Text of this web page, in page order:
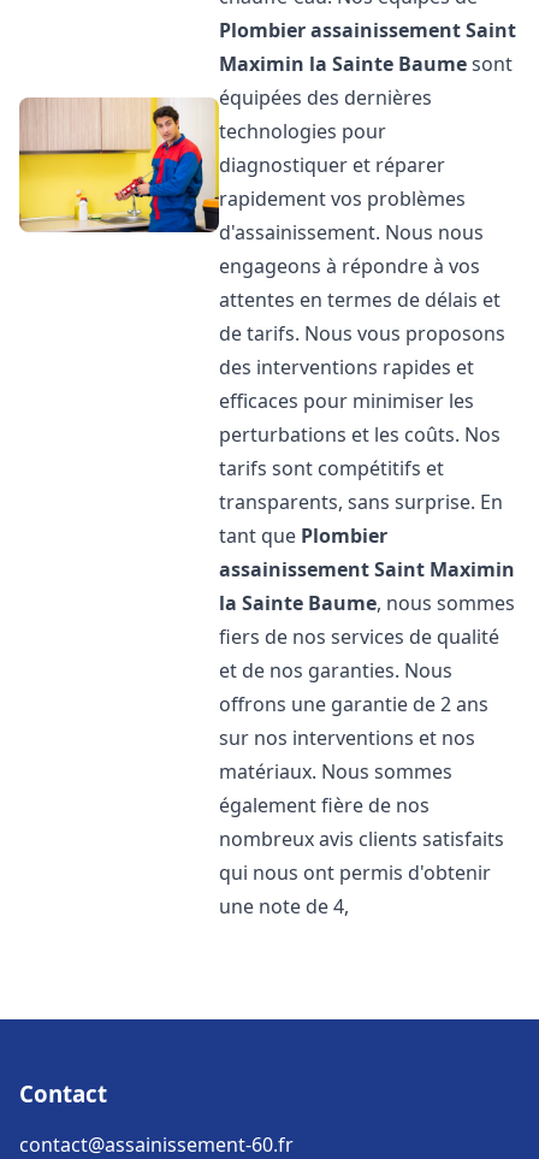
Plombier assainissementSaint
Maximin la Sainte Baumesont
équipées des dernières
technologies pour
diagnostiquer et réparer
rapidement vos problèmes
d'assainissement. Nous nous
engageons à répondre à vos
attentes en termes de délais et
de tarifs. Nous vous proposons
des interventions rapides et
efficaces pour minimiser les
perturbations et les coûts. Nos
tarifs sont compétitifs et
transparents, sans surprise. En
tant que Plombier
assainissementSaint Maximin
la Sainte Baume, nous sommes
fiers de nos services de qualité
et de nos garanties. Nous
offrons une garantie de 2 ans
sur nos interventions et nos
matériaux. Nous sommes
également fière de nos
nombreux avis clients satisfaits
qui nous ont permis d'obtenir
une note de 4,
Contact
contact@assainissement-60.fr